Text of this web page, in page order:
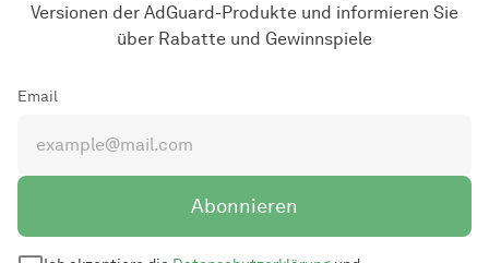
Versionen der AdGuard-Produkte und informieren Sie
über Rabatte und Gewinnspiele
Email
Abonnieren